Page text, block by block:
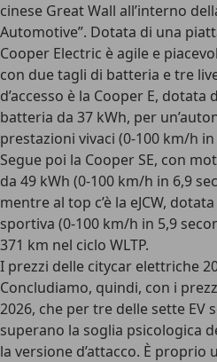
cinese Great Wall all’interno
Automotive”. Dotata di una
Cooper Electric è agile e
con due tagli di batteria e tre
d’accesso è la Cooper E, dotata
batteria da 37 kWh, per
prestazioni vivaci (0-100 km/h in
Segue poi la Cooper SE, con
da 49 kWh (0-100 km/h in 6,9
mentre al top c’è la eJCW, dotata
sportiva (0-100 km/h in 5,9
371 km nel ciclo WLTP.
I prezzi delle citycar elettriche
Concludiamo, quindi, con i
2026, che per tre delle sette EV
superano la soglia psicologica
la versione d’attacco. È proprio